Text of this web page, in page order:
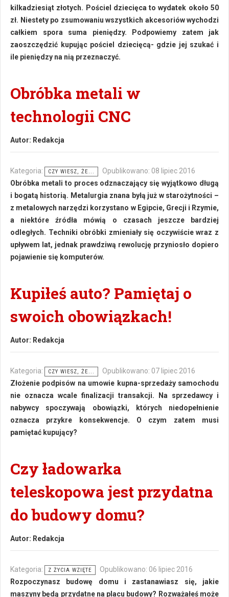
kilkadziesiąt złotych. Pościel dziecięca to wydatek około 50
zł. Niestety po zsumowaniu wszystkich akcesoriów wychodzi
całkiem spora suma pieniędzy. Podpowiemy zatem jak
zaoszczędzić kupując pościel dziecięcą- gdzie jej szukać i
ile pieniędzy na nią przeznaczyć.
Obróbka metali w
technologii CNC
Autor: Redakcja
Kategoria: CZY WIESZ, ŻE...
Opublikowano: 08 lipiec 2016
Obróbka metali to proces odznaczający się wyjątkowo długą
i bogatą historią. Metalurgia znana byłą już w starożytności –
z metalowych narzędzi korzystano w Egipcie, Grecji i Rzymie,
a niektóre źródła mówią o czasach jeszcze bardziej
odległych. Techniki obróbki zmieniały się oczywiście wraz z
upływem lat, jednak prawdziwą rewolucję przyniosło dopiero
pojawienie się komputerów.
Kupiłeś auto? Pamiętaj o
swoich obowiązkach!
Autor: Redakcja
Kategoria: CZY WIESZ, ŻE...
Opublikowano: 07 lipiec 2016
Złożenie podpisów na umowie kupna-sprzedaży samochodu
nie oznacza wcale finalizacji transakcji. Na sprzedawcy i
nabywcy spoczywają obowiązki, których niedopełnienie
oznacza przykre konsekwencje. O czym zatem musi
pamiętać kupujący?
Czy ładowarka
teleskopowa jest przydatna
do budowy domu?
Autor: Redakcja
Kategoria: Z ŻYCIA WZIĘTE
Opublikowano: 06 lipiec 2016
Rozpoczynasz budowę domu i zastanawiasz się, jakie
maszyny będą przydatne na placu budowy? Rozważałeś może